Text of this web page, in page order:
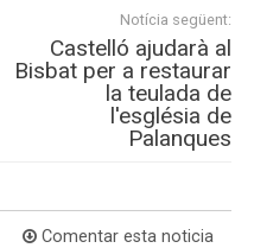
Notícia següent:
Castelló ajudarà al
Bisbat per a restaurar
la teulada de
l'església de
Palanques
Comentar esta noticia